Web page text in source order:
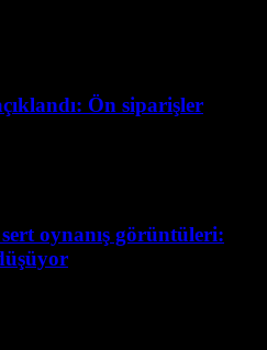
Ön siparişler
oynanış görüntüleri: